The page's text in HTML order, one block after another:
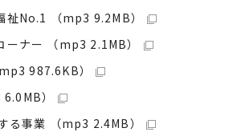
祉No.1 （mp3 9.2MB）
ーナー （mp3 2.1MB）
987.6KB）
）
る事業 （mp3 2.4MB）